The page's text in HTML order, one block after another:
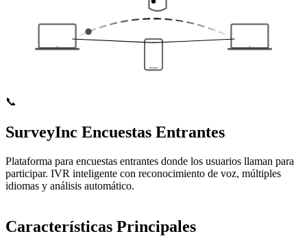
📞
SurveyInc Encuestas Entrantes
Plataforma para encuestas entrantes donde los usuarios llaman para
participar. IVR inteligente con reconocimiento de voz, múltiples
idiomas y análisis automático.
Características Principales